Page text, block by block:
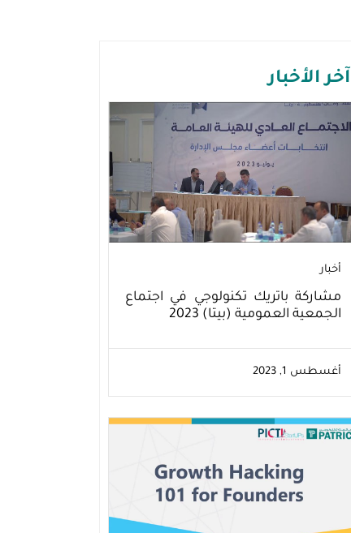
آخر الأخبار
أخبار
مشاركة باتريك تكنولوجي في اجتماع
الجمعية العمومية (بيتا) 2023
أغسطس 1, 2023